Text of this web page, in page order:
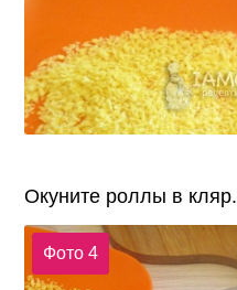
Окуните роллы в кляр.
Фото 4